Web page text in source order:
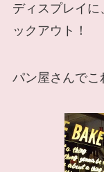
ディスプレイに
ックアウト！
パン屋さんでこ